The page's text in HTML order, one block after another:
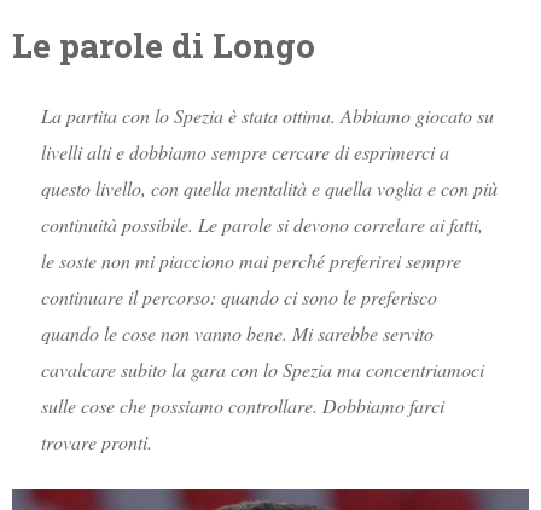
Le parole di Longo
La partita con lo Spezia è stata ottima. Abbiamo giocato su
livelli alti e dobbiamo sempre cercare di esprimerci a
questo livello, con quella mentalità e quella voglia e con più
continuità possibile. Le parole si devono correlare ai fatti,
le soste non mi piacciono mai perché preferirei sempre
continuare il percorso: quando ci sono le preferisco
quando le cose non vanno bene. Mi sarebbe servito
cavalcare subito la gara con lo Spezia ma concentriamoci
sulle cose che possiamo controllare. Dobbiamo farci
trovare pronti.